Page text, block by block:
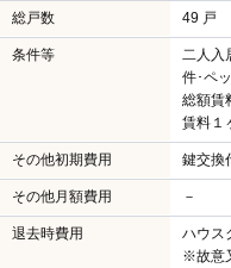
総戸数 49 戸
条件等
二人入
件･ペ
総額賃
賃料１
その他初期費用 鍵交換
その他月額費用 －
退去時費用
ハウス
※故意